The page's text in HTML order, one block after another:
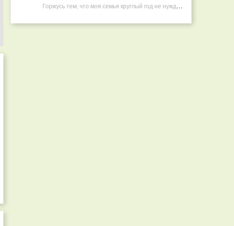
Горжусь тем, что моя семья круглый год не нуждается в покупных витаминах